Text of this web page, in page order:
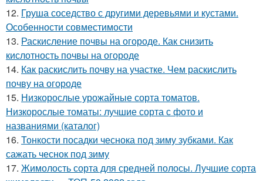
12. Груша соседство с другими деревьями и кустами.
Особенности совместимости
13. Раскисление почвы на огороде. Как снизить
кислотность почвы на огороде
14. Как раскислить почву на участке. Чем раскислить
почву на огороде
15. Низкорослые урожайные сорта томатов.
Низкорослые томаты: лучшие сорта с фото и
названиями (каталог)
16. Тонкости посадки чеснока под зиму зубками. Как
сажать чеснок под зиму
17. Жимолость сорта для средней полосы. Лучшие сорта